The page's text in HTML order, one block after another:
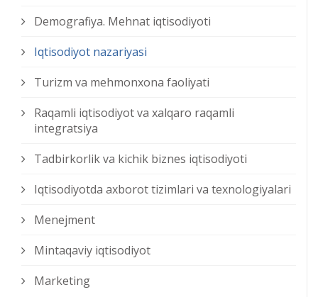
Demografiya. Mehnat iqtisodiyoti
Iqtisodiyot nazariyasi
Turizm va mehmonxona faoliyati
Raqamli iqtisodiyot va xalqaro raqamli
integratsiya
Tadbirkorlik va kichik biznes iqtisodiyoti
Iqtisodiyotda axborot tizimlari va texnologiyalari
Menejment
Mintaqaviy iqtisodiyot
Marketing